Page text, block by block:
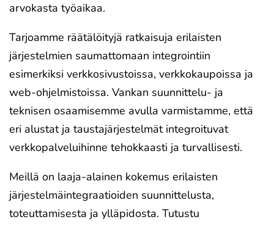
arvokasta työaikaa.
Tarjoamme räätälöityjä ratkaisuja erilaisten
järjestelmien saumattomaan integrointiin
esimerkiksi verkkosivustoissa, verkkokaupoissa ja
web-ohjelmistoissa. Vankan suunnittelu- ja
teknisen osaamisemme avulla varmistamme, että
eri alustat ja taustajärjestelmät integroituvat
verkkopalveluihinne tehokkaasti ja turvallisesti.
Meillä on laaja-alainen kokemus erilaisten
järjestelmäintegraatioiden suunnittelusta,
toteuttamisesta ja ylläpidosta. Tutustu